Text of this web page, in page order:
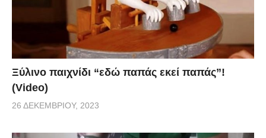
Ξύλινο παιχνίδι “εδώ παπάς εκεί παπάς”!
(Video)
26 ΔΕΚΕΜΒΡΊΟΥ, 2023